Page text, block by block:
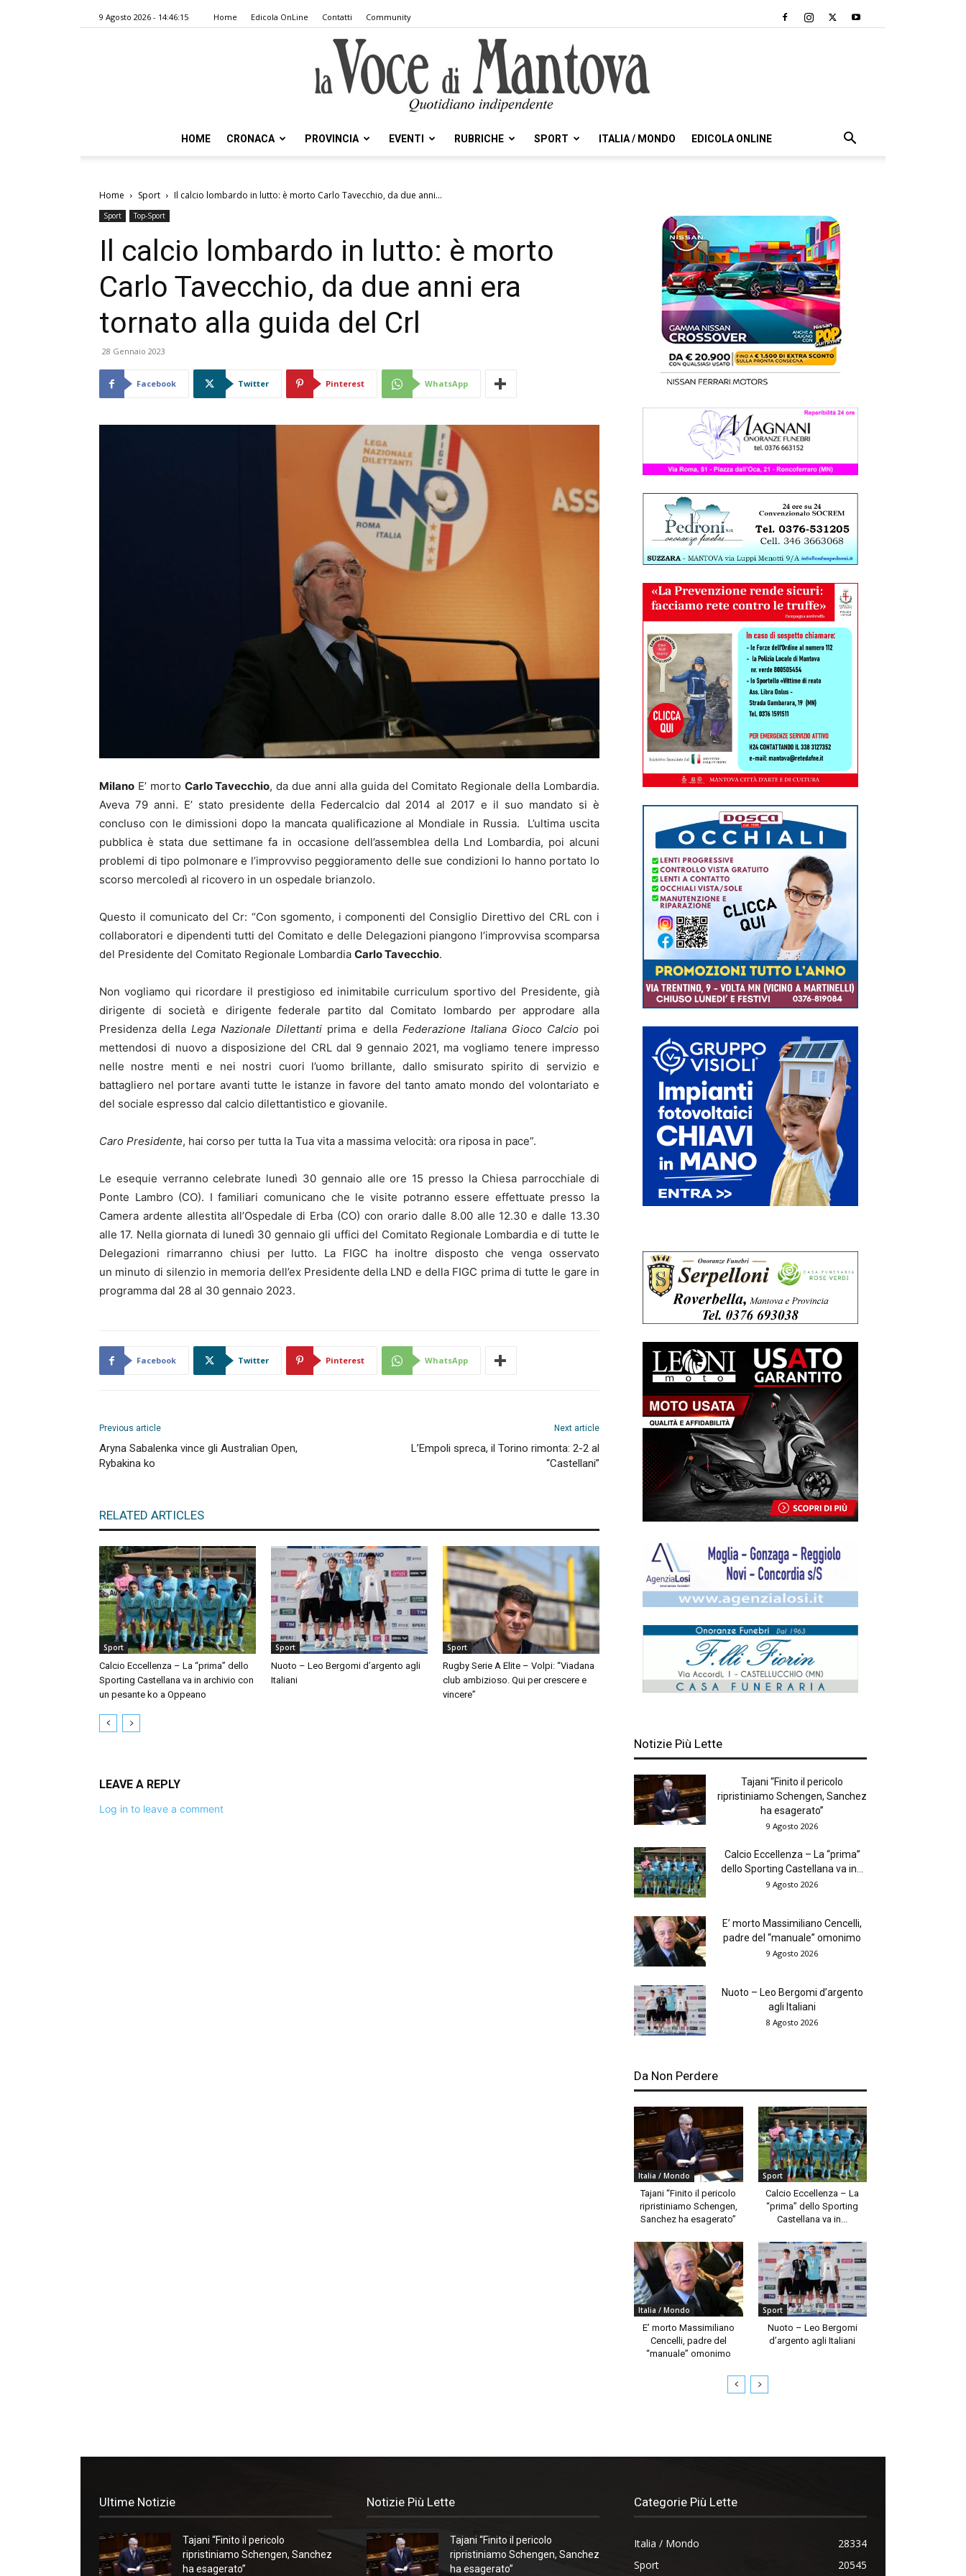
9 Agosto 2026 - 14:46:15 Home Edicola OnLine Contatti Community
Voce
HOME CRONACA PROVINCIA EVENTI RUBRICHE SPORT ITALIA / MONDO EDICOLA ONLINE
Home Sport Il calcio lombardo in lutto: è morto Carlo Tavecchio, da due anni...
Sport Top-Sport
Il calcio lombardo in lutto: è morto
Carlo Tavecchio, da due anni era
tornato alla guida del Crl
28 Gennaio 2023
Facebook Twitter Pinterest WhatsApp
Milano E’ morto Carlo Tavecchio, da due anni alla guida del Comitato Regionale della Lombardia.
Aveva 79 anni. E’ stato presidente della Federcalcio dal 2014 al 2017 e il suo mandato si è
concluso con le dimissioni dopo la mancata qualificazione al Mondiale in Russia. L’ultima uscita
pubblica è stata due settimane fa in occasione dell’assemblea della Lnd Lombardia, poi alcuni
problemi di tipo polmonare e l’improvviso peggioramento delle sue condizioni lo hanno portato lo
scorso mercoledì al ricovero in un ospedale brianzolo.
Questo il comunicato del Cr: “Con sgomento, i componenti del Consiglio Direttivo del CRL con i
collaboratori e dipendenti tutti del Comitato e delle Delegazioni piangono l’improvvisa scomparsa
del Presidente del Comitato Regionale Lombardia Carlo Tavecchio.
Non vogliamo qui ricordare il prestigioso ed inimitabile curriculum sportivo del Presidente, già
dirigente di società e dirigente federale partito dal Comitato lombardo per approdare alla
Presidenza dellaLega Nazionale Dilettanti prima e della Federazione Italiana Gioco Calciopoi
mettendosi di nuovo a disposizione del CRL dal 9 gennaio 2021, ma vogliamo tenere impresso
nelle nostre menti e nei nostri cuori l’uomo brillante, dallo smisurato spirito di servizio e
battagliero nel portare avanti tutte le istanze in favore del tanto amato mondo del volontariato e
del sociale espresso dal calcio dilettantistico e giovanile.
Caro Presidente, hai corso per tutta la Tua vita a massima velocità: ora riposa in pace”.
Le esequie verranno celebrate lunedì 30 gennaio alle ore 15 presso la Chiesa parrocchiale di
Ponte Lambro (CO). I familiari comunicano che le visite potranno essere effettuate presso la
Camera ardente allestita all’Ospedale di Erba (CO) con orario dalle 8.00 alle 12.30 e dalle 13.30
alle 17. Nella giornata di lunedì 30 gennaio gli uffici del Comitato Regionale Lombardia e di tutte le
Delegazioni rimarranno chiusi per lutto. La FIGC ha inoltre disposto che venga osservato
un minuto di silenzio in memoria dell’ex Presidente della LND e della FIGC prima di tutte le gare in
programma dal 28 al 30 gennaio 2023.
Facebook Twitter Pinterest WhatsApp
Previous article
Aryna Sabalenka vince gli Australian Open,
Rybakina ko
Next article
L’Empoli spreca, il Torino rimonta: 2-2 al
“Castellani”
RELATED ARTICLES
Sport
Calcio Eccellenza – La “prima” dello
Sporting Castellana va in archivio con
un pesante ko a Oppeano
Sport
Nuoto – Leo Bergomi d’argento agli
Italiani
Sport
Rugby Serie A Elite – Volpi: “Viadana
club ambizioso. Qui per crescere e
vincere”
LEAVE A REPLY
Log in to leave a comment
Notizie Più Lette
Tajani “Finito il pericolo
ripristiniamo Schengen, Sanchez
ha esagerato”
9 Agosto 2026
Calcio Eccellenza – La “prima”
dello Sporting Castellana va in...
9 Agosto 2026
E’ morto Massimiliano Cencelli,
padre del “manuale” omonimo
9 Agosto 2026
Nuoto – Leo Bergomi d’argento
agli Italiani
8 Agosto 2026
Da Non Perdere
Italia / Mondo
Tajani “Finito il pericolo
ripristiniamo Schengen,
Sanchez ha esagerato”
Sport
Calcio Eccellenza – La
“prima” dello Sporting
Castellana va in...
Italia / Mondo
E’ morto Massimiliano
Cencelli, padre del
“manuale” omonimo
Sport
Nuoto – Leo Bergomi
d’argento agli Italiani
Ultime Notizie
Tajani “Finito il pericolo
ripristiniamo Schengen, Sanchez
ha esagerato”
Notizie Più Lette
Tajani “Finito il pericolo
ripristiniamo Schengen, Sanchez
ha esagerato”
Categorie Più Lette
Italia / Mondo
28334
Sport
20545